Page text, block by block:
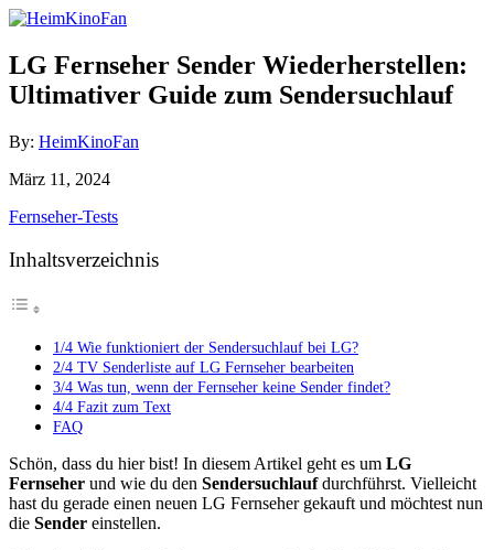
Skip
Content
LG Fernseher Sender Wiederherstellen:
Ultimativer Guide zum Sendersuchlauf
By: Author
HeimKinoFan
Posted
März 11, 2024
Categories
Fernseher-Tests
Inhaltsverzeichnis
1/4 Wie funktioniert der Sendersuchlauf bei LG?
2/4 TV Senderliste auf LG Fernseher bearbeiten
3/4 Was tun, wenn der Fernseher keine Sender findet?
4/4 Fazit zum Text
FAQ
Schön, dass du hier bist! In diesem Artikel geht es um LG
Fernseher und wie du den Sendersuchlaufdurchführst. Vielleicht
hast du gerade einen neuen LG Fernseher gekauft und möchtest nun
die Sender einstellen.